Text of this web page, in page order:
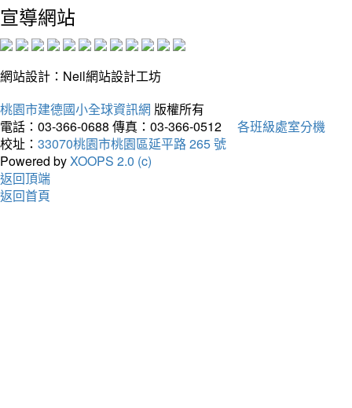
宣導網站
網站設計：Neil網站設計工坊
桃園市建德國小全球資訊網 版權所有
電話：03-366-0688 傳真：03-366-0512
各班級處室分機
校址： 33070桃園市桃園區延平路 265 號
Powered byXOOPS 2.0 (c)
返回頂端
返回首頁